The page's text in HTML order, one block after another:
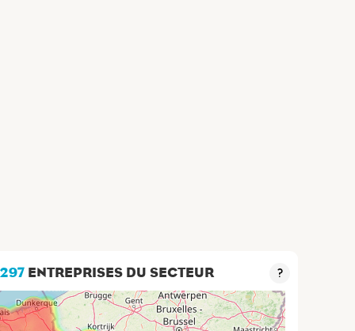
297 ENTREPRISES DU SECTEUR ?